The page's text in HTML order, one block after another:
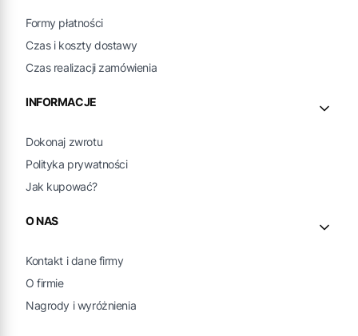
Formy płatności
Czas i koszty dostawy
Czas realizacji zamówienia
INFORMACJE
Dokonaj zwrotu
Polityka prywatności
Jak kupować?
O NAS
Kontakt i dane firmy
O firmie
Nagrody i wyróżnienia